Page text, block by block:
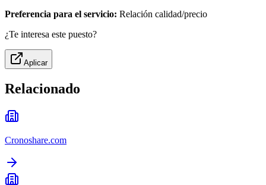
Preferencia para el servicio: Relación calidad/precio
¿Te interesa este puesto?
Aplicar
Relacionado
Cronoshare.com